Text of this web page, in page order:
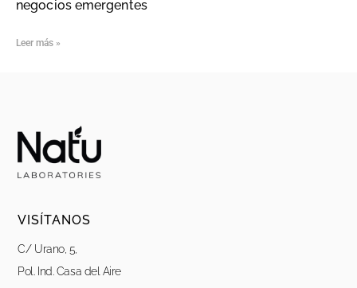
negocios emergentes
Leer más »
VISÍTANOS
C/ Urano, 5,
Pol. Ind. Casa del Aire